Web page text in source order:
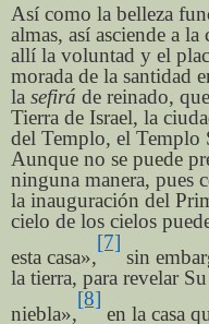
Así como la belleza
almas, así asciende a
allí la voluntad y el
morada de la santidad
la sefirá de reinado,
Tierra de Israel, la
del Templo, el Templo
Aunque no se puede
ninguna manera, pues
la inauguración del
cielo de los cielos
esta casa»,
[7]
sin
la tierra, para revelar
niebla»,
[8]
en la casa